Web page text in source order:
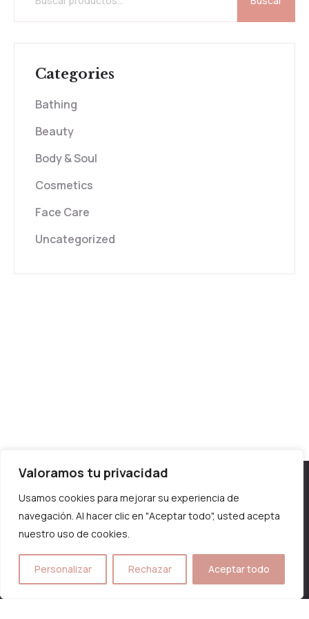
Valoramos tu privacidad
Usamos cookies para mejorar su experiencia de
navegación. Al hacer clic en "Aceptar todo", usted acepta
nuestro uso de cookies.
Personalizar Rechazar Aceptar todo
Categories
Bathing
Beauty
Body & Soul
Cosmetics
Face Care
Uncategorized
Horario – Invierno
Lunes y martes 10:00 a 13:30 – 16:00 a 19:00
Miércoles y jueves 10:00 a 19:00
Horario – Verano